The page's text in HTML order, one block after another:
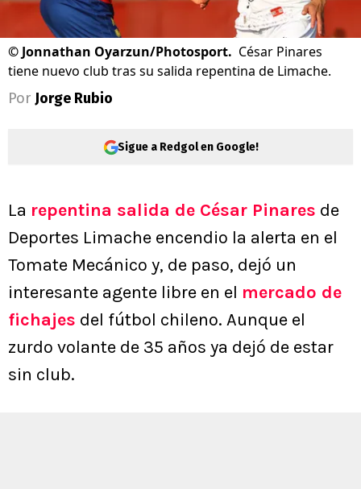
©Jonnathan Oyarzun/Photosport. César Pinares
tiene nuevo club tras su salida repentina de Limache.
Por Jorge Rubio
Sigue a Redgol en Google!
La repentina salida de César Pinares de
Deportes Limache encendio la alerta en el
Tomate Mecánico y, de paso, dejó un
interesante agente libre en el mercado de
fichajes del fútbol chileno. Aunque el
zurdo volante de 35 años ya dejó de estar
sin club.